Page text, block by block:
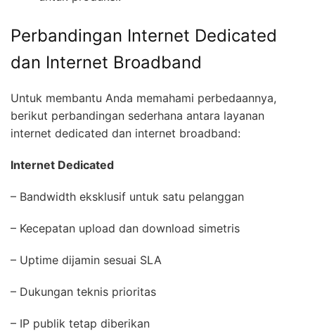
Perbandingan Internet Dedicated
dan Internet Broadband
Untuk membantu Anda memahami perbedaannya,
berikut perbandingan sederhana antara layanan
internet dedicated dan internet broadband:
Internet Dedicated
– Bandwidth eksklusif untuk satu pelanggan
– Kecepatan upload dan download simetris
– Uptime dijamin sesuai SLA
– Dukungan teknis prioritas
– IP publik tetap diberikan